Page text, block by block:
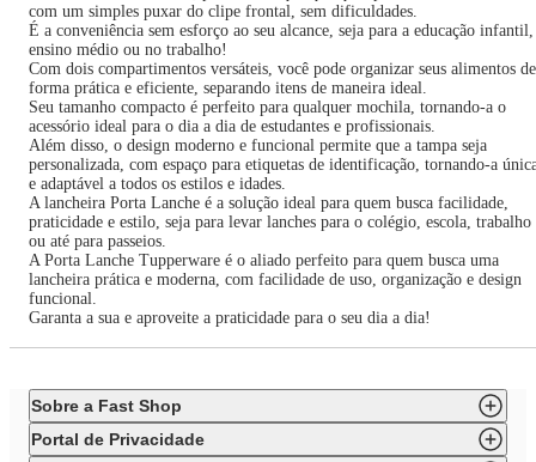
com um simples puxar do clipe frontal, sem dificuldades.
É a conveniência sem esforço ao seu alcance, seja para a educação infantil,
ensino médio ou no trabalho!
Com dois compartimentos versáteis, você pode organizar seus alimentos de
forma prática e eficiente, separando itens de maneira ideal.
Seu tamanho compacto é perfeito para qualquer mochila, tornando-a o
acessório ideal para o dia a dia de estudantes e profissionais.
Além disso, o design moderno e funcional permite que a tampa seja
personalizada, com espaço para etiquetas de identificação, tornando-a
e adaptável a todos os estilos e idades.
A lancheira Porta Lanche é a solução ideal para quem busca facilidade,
praticidade e estilo, seja para levar lanches para o colégio, escola, trabalho
ou até para passeios.
A Porta Lanche Tupperware é o aliado perfeito para quem busca uma
lancheira prática e moderna, com facilidade de uso, organização e design
funcional.
Garanta a sua e aproveite a praticidade para o seu dia a dia!
Sobre a Fast Shop
Portal de Privacidade